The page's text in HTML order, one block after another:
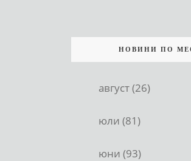
НОВИНИ ПО
август (26)
юли (81)
юни (93)